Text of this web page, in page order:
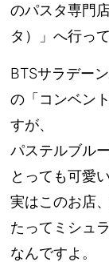
のパスタ専門
タ）」へ行っ
BTSサラデー
の「コンベン
すが、
パステルブル
とっても可愛
実はこのお店
たってミシュ
なんですよ。